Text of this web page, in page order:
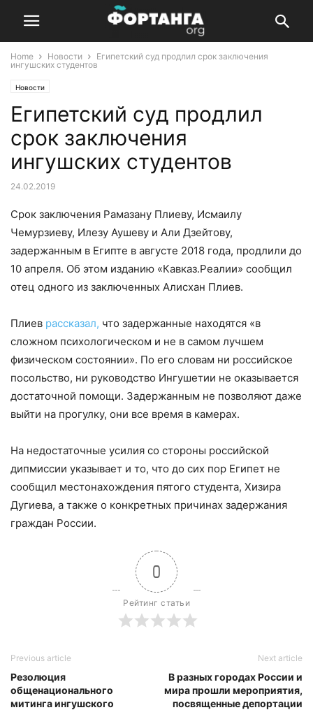
Home Новости
Египетский суд продлил срок заключения
ингушских студентов
Новости
Египетский суд продлил
срок заключения
ингушских студентов
24.02.2019
Срок заключения Рамазану Плиеву, Исмаилу
Чемурзиеву, Илезу Аушеву и Али Дзейтову,
задержанным в Египте в августе 2018 года, продлили до
10 апреля. Об этом изданию «Кавказ.Реалии» сообщил
отец одного из заключенных Алисхан Плиев.
Плиев рассказал, что задержанные находятся «в
сложном психологическом и не в самом лучшем
физическом состоянии». По его словам ни российское
посольство, ни руководство Ингушетии не оказывается
достаточной помощи. Задержанным не позволяют даже
выйти на прогулку, они все время в камерах.
На недостаточные усилия со стороны российской
дипмиссии указывает и то, что до сих пор Египет не
сообщил местонахождения пятого студента, Хизира
Дугиева, а также о конкретных причинах задержания
граждан России.
0
Рейтинг статьи
Previous article
Резолюция
общенационального
митинга ингушского
Next article
В разных городах России и
мира прошли мероприятия,
посвященные депортации